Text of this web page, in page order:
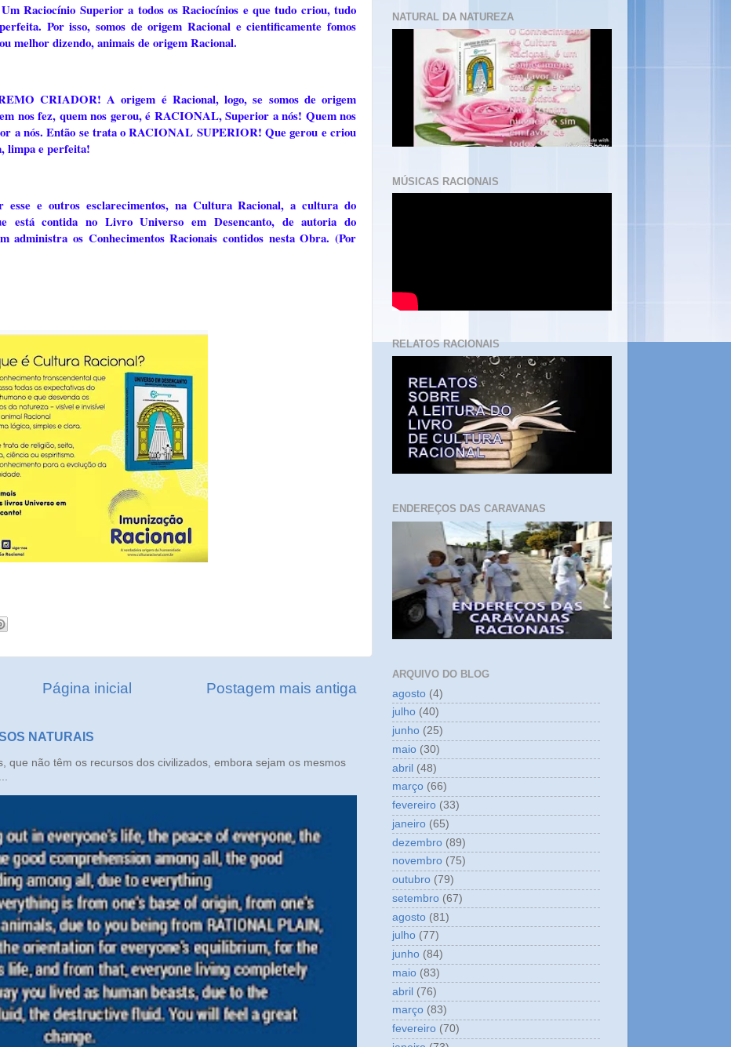
Raciocínio Superior a todos os Raciocínios e que tudo criou, tudo
Por isso, somos de origem Racional e cientificamente fomos
melhor dizendo, animais de origem Racional.
CRIADOR! A origem é Racional, logo, se somos de origem
nos fez, quem nos gerou, é RACIONAL, Superior a nós! Quem nos
a nós. Então se trata o RACIONAL SUPERIOR! Que gerou e criou
limpa e perfeita!
esse e outros esclarecimentos, na Cultura Racional, a cultura do
está contida no Livro Universo em Desencanto, de autoria do
os Conhecimentos Racionais contidos nesta Obra. (Por
Postagem mais antiga
Página inicial
NATURAIS
que não têm os recursos dos civilizados, embora sejam os mesmos
NATURAL DA NATUREZA
MÚSICAS RACIONAIS
RELATOS RACIONAIS
ENDEREÇOS DAS CARAVANAS
ARQUIVO DO BLOG
agosto (4)
julho (40)
junho (25)
maio (30)
abril (48)
março (66)
fevereiro (33)
janeiro (65)
dezembro (89)
novembro (75)
outubro (79)
setembro (67)
agosto (81)
julho (77)
junho (84)
maio (83)
abril (76)
março (83)
fevereiro (70)